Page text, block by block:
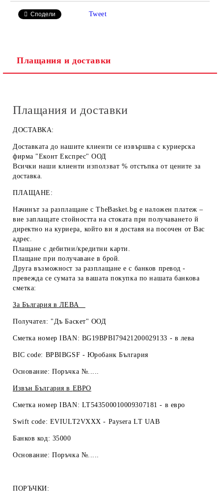
Сподели Tweet
Плащания и доставки
Плащания и доставки
ДОСТАВКА:
Доставката до нашите клиенти се извършва с куриерска
фирма "Еконт Експрес" ООД
Всички наши клиенти използват % отстъпка от цените за
доставка.
ПЛАЩАНЕ:
Начинът за разплащане с TheBasket.bg е наложен платеж –
вие заплащате стойността на стоката при получаването й
директно на куриера, който ви я доставя на посочен от Вас
адрес.
Плащане с дебитни/кредитни карти .
Плащане при получаване в брой.
Друга възможност за разплащане е с банков превод -
превежда се сумата за вашата покупка по нашата банкова
сметка:
За България в ЛЕВА
Получател: "Дъ Баскет" ООД
Сметка номер IBAN: BG19BPBI79421200029133 - в лева
BIC code: BPBIBGSF - Юробанк България
Основание: Поръчка №.....
Извън България в ЕВРО
Сметка номер IBAN: LT543500010009307181 - в евро
Swift code: EVIULT2VXXX - Paysera LT UAB
Банков код: 35000
Основание: Поръчка №.....
ПОРЪЧКИ: